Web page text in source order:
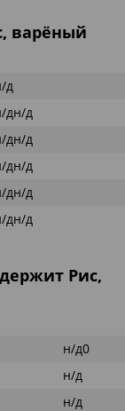
варёный
д
дн/д
дн/д
дн/д
дн/д
дн/д
Рис,
н/д0
н/д
н/д